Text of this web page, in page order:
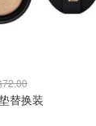
替换装